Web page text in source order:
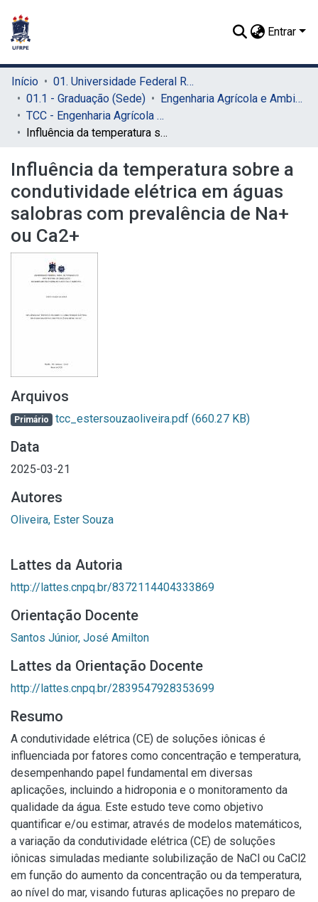
Entrar
Início
01. Universidade Federal Rural de Pernambuco - UFRPE (Sede)
01.1 - Graduação (Sede)
Engenharia Agrícola e Ambiental (Sede)
TCC - Engenharia Agrícola e Ambiental (Sede)
Influência da temperatura sobre a condutividade elétrica em águas salobras com prevalência de Na+ ou Ca2+
Influência da temperatura sobre a
condutividade elétrica em águas
salobras com prevalência de Na+
ou Ca2+
Arquivos
Primário tcc_estersouzaoliveira.pdf (660.27 KB)
Data
2025-03-21
Autores
Oliveira, Ester Souza
Lattes da Autoria
http://lattes.cnpq.br/8372114404333869
Orientação Docente
Santos Júnior, José Amilton
Lattes da Orientação Docente
http://lattes.cnpq.br/2839547928353699
Resumo
A condutividade elétrica (CE) de soluções iônicas é
influenciada por fatores como concentração e temperatura,
desempenhando papel fundamental em diversas
aplicações, incluindo a hidroponia e o monitoramento da
qualidade da água. Este estudo teve como objetivo
quantificar e/ou estimar, através de modelos matemáticos,
a variação da condutividade elétrica (CE) de soluções
iônicas simuladas mediante solubilização de NaCl ou CaCl2
em função do aumento da concentração ou da temperatura,
ao nível do mar, visando futuras aplicações no preparo de